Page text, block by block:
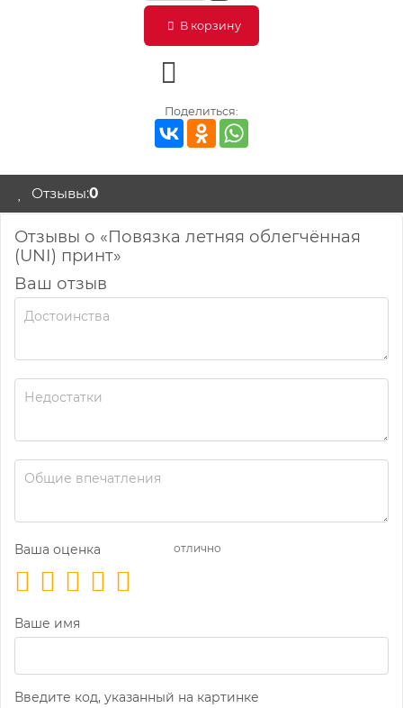
В корзину
Поделиться:
Отзывы:0
Отзывы о «Повязка летняя облегчённая
(UNI) принт»
Ваш отзыв
Ваша оценка отлично
Ваше имя
Введите код, указанный на картинке